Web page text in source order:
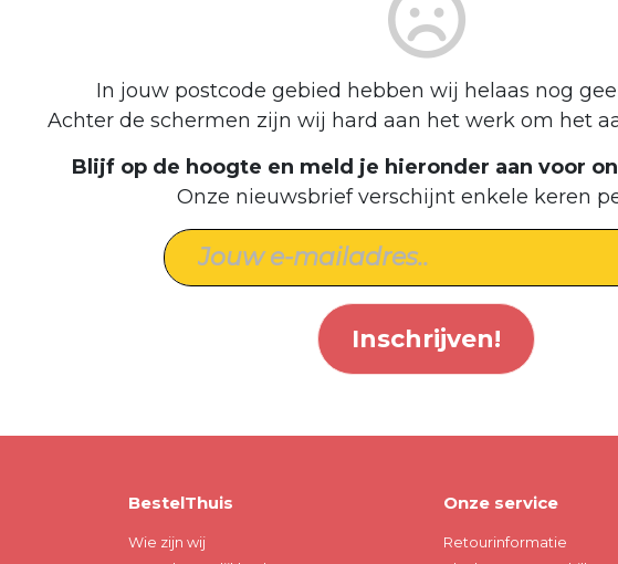
In jouw postcode gebied hebben wij helaas nog
Achter de schermen zijn wij hard aan het werk om het
Blijf op de hoogte en meld je hieronder aan voor
Onze nieuwsbrief verschijnt enkele keren
Inschrijven!
BestelThuis
Wie zijn wij
Onze service
Retourinformatie